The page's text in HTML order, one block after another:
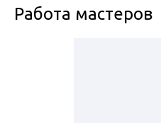
Работа мастеров